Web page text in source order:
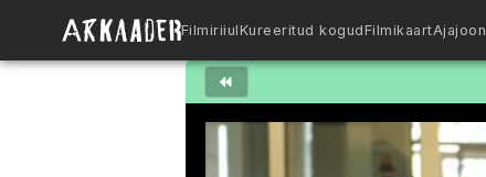
Filmiriiul Kureeritud kogud FilmikaartAjajoon